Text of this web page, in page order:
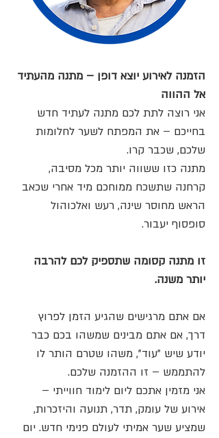
הזמנה לאירוע יוצא דופן – מתנה מהעתיד
אל ההווה
אני רוצה לתת לכם מתנה לעתיד חדש
בחייכם – את המפתח לשער לחלומות
שלכם, שכבר קרו.
מתנה כזו ששווה יותר מכל מסיבה,
קרחנה שתשכח ממוחכם מיד אחרי שכאב
הראש מחוסר שינה, רעש ואלכוהול
סופסוף יעבור.
זו מתנה קסומה שתספיק לכם להרבה
יותר משנה.
אם אתם מרגישים שהגיע הזמן לפרוץ
דרך, אם אתם מבינים שמשהו בכם כבר
יודע שיש "עוד", משהו שטרם הותר לו
להתממש – זו ההזמנה שלכם.
אני מזמין אתכם ליום לימוד חווייתי –
אירוע של עומק, תדר, תנועה והיזכרות,
שמציע שער אמיתי לעולם פנימי חדש. יום